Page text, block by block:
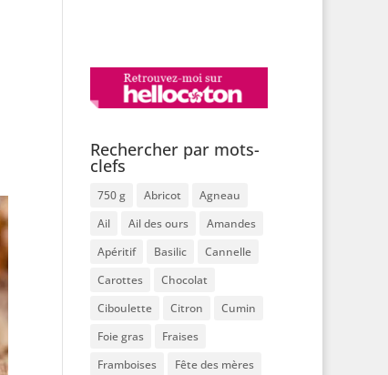
Rechercher par mots-
clefs
750 g Abricot
Agneau
Ail
Ail des ours
Amandes
Apéritif
Basilic
Cannelle
Carottes
Chocolat
Ciboulette
Citron
Cumin
Foie gras
Fraises
Framboises
Fête des mères